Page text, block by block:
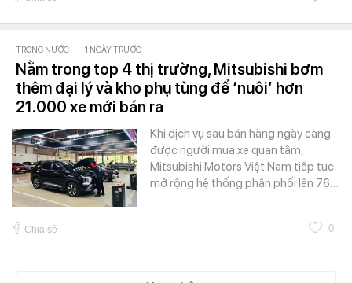
TRONG NƯỚC - 1 NGÀY TRƯỚC
Nằm trong top 4 thị trường, Mitsubishi bơm
thêm đại lý và kho phụ tùng để ‘nuôi’ hơn
21.000 xe mới bán ra
Khi dịch vụ sau bán hàng ngày càng
được người mua xe quan tâm,
Mitsubishi Motors Việt Nam tiếp tục
mở rộng hệ thống phân phối lên 76…
Chia sẻ 0